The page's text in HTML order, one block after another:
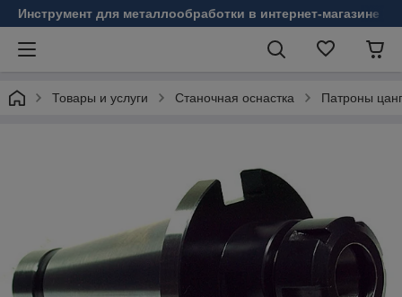
Инструмент для металлообработки в интернет-магазине
Товары и услуги Станочная оснастка Патроны